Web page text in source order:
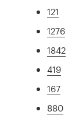
121
1276
1842
419
167
880